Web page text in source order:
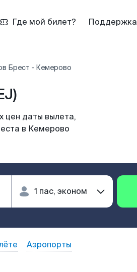
Где мой билет? Поддержка
Брест - Кемерово
цен даты вылета,
в Кемерово
Аэропорты